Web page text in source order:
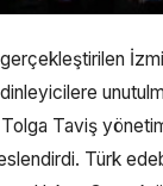
Taviş
Türk